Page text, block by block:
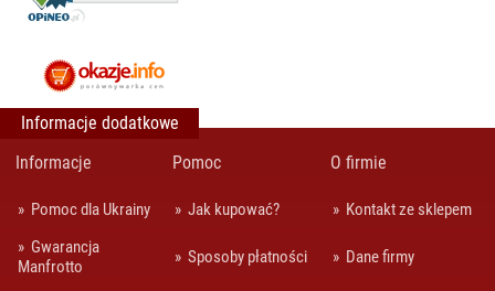
Informacje dodatkowe
Informacje
Pomoc O firmie
Pomoc dla Ukrainy Jak kupować?
Kontakt ze sklepem
Gwarancja
Manfrotto
Sposoby płatności Dane firmy